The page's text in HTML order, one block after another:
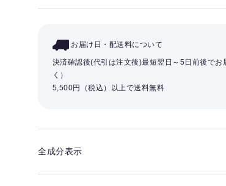
お届け日・配送料について
決済確認後(代引は注文後)最短翌日～5日前後で
く）
5,500円（税込）以上で送料無料
全成分表示